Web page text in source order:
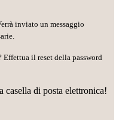
inviato un messaggio
Effettua il reset della password
casella di posta elettronica!